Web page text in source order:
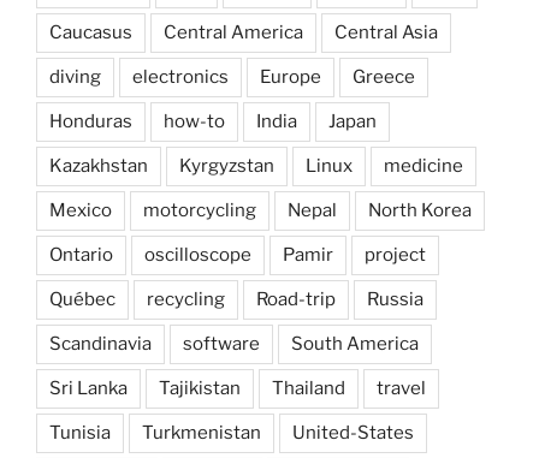
Caucasus Central America Central Asia
diving electronics Europe Greece
Honduras how-to India Japan
Kazakhstan Kyrgyzstan Linux medicine
Mexico motorcycling Nepal North Korea
Ontario oscilloscope Pamir project
Québec recycling Road-trip Russia
Scandinavia software South America
Sri Lanka Tajikistan Thailand travel
Tunisia Turkmenistan United-States